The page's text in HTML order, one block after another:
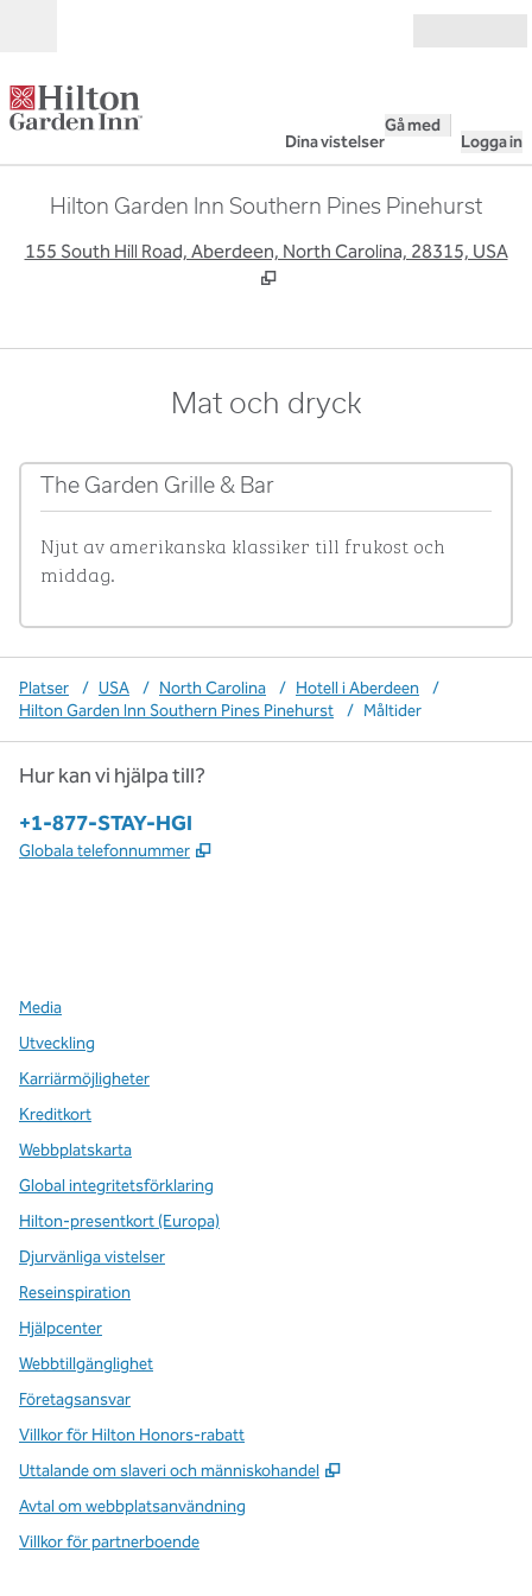
Dina vistelser
Gå med
Logga in
Hilton Garden Inn Southern Pines Pinehurst
155 South Hill Road, Aberdeen, North Carolina, 28315, USA
Mat och dryck
The Garden Grille & Bar
Njut av amerikanska klassiker till frukost och
middag.
Platser / USA / North Carolina / Hotell i Aberdeen
/
Hilton Garden Inn Southern Pines Pinehurst
/ Måltider
Hur kan vi hjälpa till?
Telefon:
+1-877-STAY-HGI
Globala telefonnummer ,
Media
Utveckling
Karriärmöjligheter
Kreditkort
Webbplatskarta
Global integritetsförklaring
Hilton-presentkort (Europa)
Djurvänliga vistelser
Reseinspiration
Hjälpcenter
Webbtillgänglighet
Företagsansvar
Villkor för Hilton Honors-rabatt
Uttalande om slaveri och människohandel
,
Avtal om webbplatsanvändning
Villkor för partnerboende